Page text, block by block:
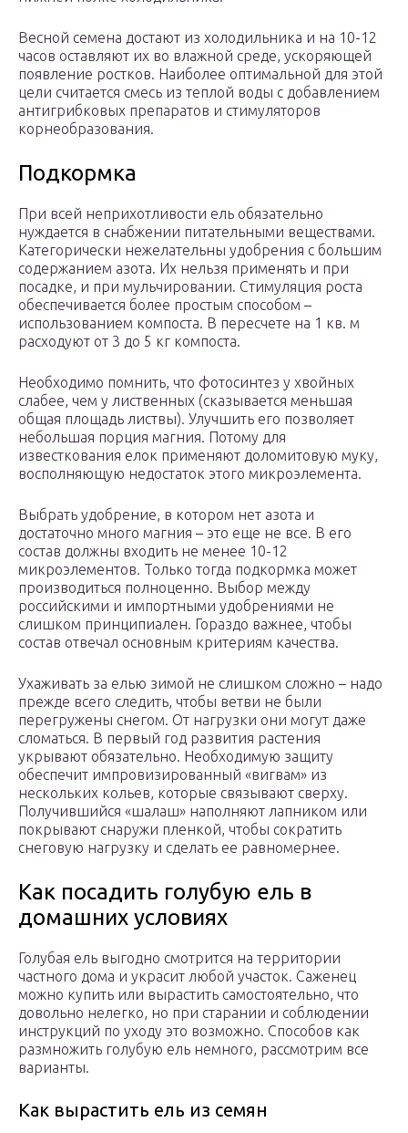
Весной семена достают из холодильника и на 10-12
часов оставляют их во влажной среде, ускоряющей
появление ростков. Наиболее оптимальной для этой
цели считается смесь из теплой воды с добавлением
антигрибковых препаратов и стимуляторов
корнеобразования.
Подкормка
При всей неприхотливости ель обязательно
нуждается в снабжении питательными веществами.
Категорически нежелательны удобрения с большим
содержанием азота. Их нельзя применять и при
посадке, и при мульчировании. Стимуляция роста
обеспечивается более простым способом –
использованием компоста. В пересчете на 1 кв. м
расходуют от 3 до 5 кг компоста.
Необходимо помнить, что фотосинтез у хвойных
слабее, чем у лиственных (сказывается меньшая
общая площадь листвы). Улучшить его позволяет
небольшая порция магния. Потому для
известкования елок применяют доломитовую муку,
восполняющую недостаток этого микроэлемента.
Выбрать удобрение, в котором нет азота и
достаточно много магния – это еще не все. В его
состав должны входить не менее 10-12
микроэлементов. Только тогда подкормка может
производиться полноценно. Выбор между
российскими и импортными удобрениями не
слишком принципиален. Гораздо важнее, чтобы
состав отвечал основным критериям качества.
Ухаживать за елью зимой не слишком сложно – надо
прежде всего следить, чтобы ветви не были
перегружены снегом. От нагрузки они могут даже
сломаться. В первый год развития растения
укрывают обязательно. Необходимую защиту
обеспечит импровизированный «вигвам» из
нескольких кольев, которые связывают сверху.
Получившийся «шалаш» наполняют лапником или
покрывают снаружи пленкой, чтобы сократить
снеговую нагрузку и сделать ее равномернее.
Как посадить голубую ель в
домашних условиях
Голубая ель выгодно смотрится на территории
частного дома и украсит любой участок. Саженец
можно купить или вырастить самостоятельно, что
довольно нелегко, но при старании и соблюдении
инструкций по уходу это возможно. Способов как
размножить голубую ель немного, рассмотрим все
варианты.
Как вырастить ель из семян